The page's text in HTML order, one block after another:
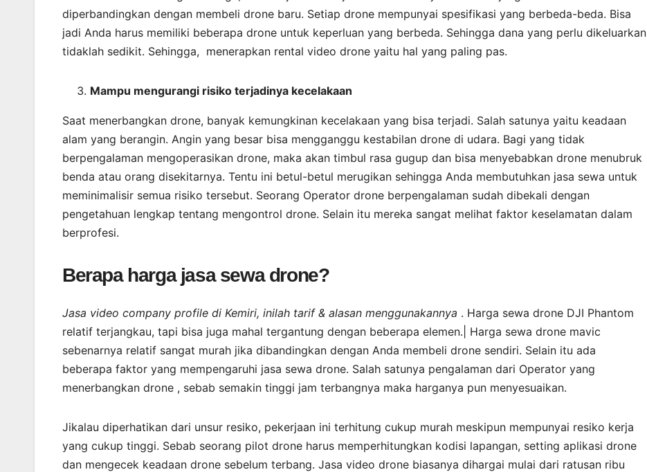
diperbandingkan dengan membeli drone baru. Setiap drone mempunyai spesifikasi yang berbeda-beda. Bisa
jadi Anda harus memiliki beberapa drone untuk keperluan yang berbeda. Sehingga dana yang perlu dikeluarkan
tidaklah sedikit. Sehingga, menerapkan rental video drone yaitu hal yang paling pas.
Mampu mengurangi risiko terjadinya kecelakaan
Saat menerbangkan drone, banyak kemungkinan kecelakaan yang bisa terjadi. Salah satunya yaitu keadaan
alam yang berangin. Angin yang besar bisa mengganggu kestabilan drone di udara. Bagi yang tidak
berpengalaman mengoperasikan drone, maka akan timbul rasa gugup dan bisa menyebabkan drone menubruk
benda atau orang disekitarnya. Tentu ini betul-betul merugikan sehingga Anda membutuhkan jasa sewa untuk
meminimalisir semua risiko tersebut. Seorang Operator drone berpengalaman sudah dibekali dengan
pengetahuan lengkap tentang mengontrol drone. Selain itu mereka sangat melihat faktor keselamatan dalam
berprofesi.
Berapa harga jasa sewa drone?
Jasa video company profile di Kemiri, inilah tarif & alasan menggunakannya . Harga sewa drone DJI Phantom
relatif terjangkau, tapi bisa juga mahal tergantung dengan beberapa elemen.| Harga sewa drone mavic
sebenarnya relatif sangat murah jika dibandingkan dengan Anda membeli drone sendiri. Selain itu ada
beberapa faktor yang mempengaruhi jasa sewa drone. Salah satunya pengalaman dari Operator yang
menerbangkan drone , sebab semakin tinggi jam terbangnya maka harganya pun menyesuaikan.
Jikalau diperhatikan dari unsur resiko, pekerjaan ini terhitung cukup murah meskipun mempunyai resiko kerja
yang cukup tinggi. Sebab seorang pilot drone harus memperhitungkan kodisi lapangan, setting aplikasi drone
dan mengecek keadaan drone sebelum terbang. Jasa video drone biasanya dihargai mulai dari ratusan ribu